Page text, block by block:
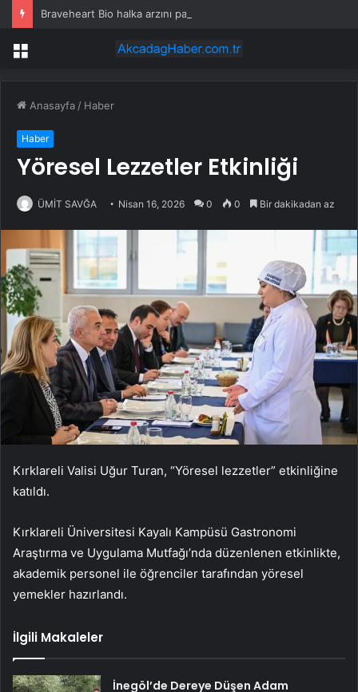
Menü
Anasayfa / Haber
Haber
Yöresel Lezzetler Etkinliği
ÜMİT SAVĞA Nisan 16, 2026 0 0 Bir dakikadan az
Kırklareli Valisi Uğur Turan, “Yöresel lezzetler” etkinliğine
katıldı.
Kırklareli Üniversitesi Kayalı Kampüsü Gastronomi
Araştırma ve Uygulama Mutfağı’nda düzenlenen etkinlikte,
akademik personel ile öğrenciler tarafından yöresel
yemekler hazırlandı.
İlgili Makaleler
İnegöl’de Dereye Düşen Adam